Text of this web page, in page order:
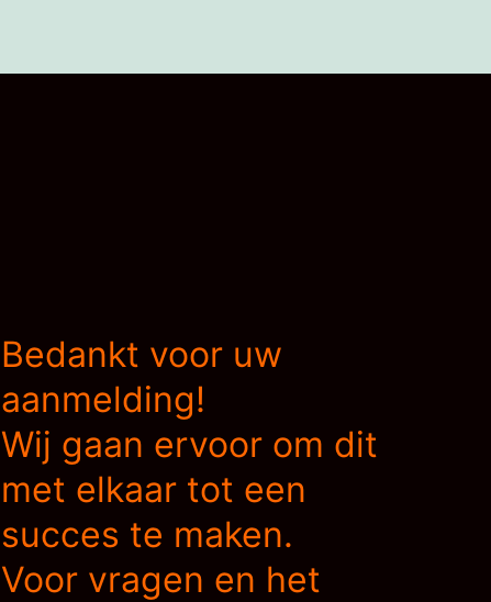
Bedankt voor uw
aanmelding!
Wij gaan ervoor om dit
met elkaar tot een
succes te maken.
Voor vragen en het